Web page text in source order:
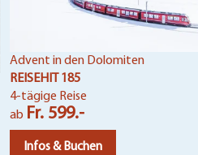
Advent in den Dolomiten
REISEHIT 185
4-tägige Reise
ab Fr. 599.-
Infos & Buchen